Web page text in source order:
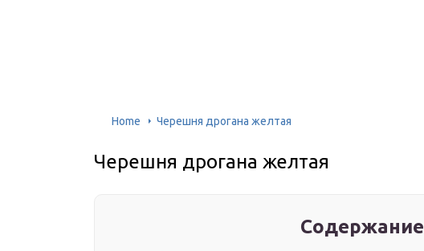
Home Черешня дрогана желтая
Черешня дрогана желтая